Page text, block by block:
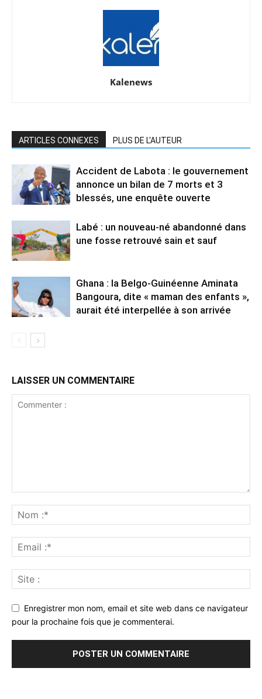
Kalenews
ARTICLES CONNEXES PLUS DE L'AUTEUR
Accident de Labota : le gouvernement
annonce un bilan de 7 morts et 3
blessés, une enquête ouverte
Labé : un nouveau-né abandonné dans
une fosse retrouvé sain et sauf
Ghana : la Belgo-Guinéenne Aminata
Bangoura, dite « maman des enfants »,
aurait été interpellée à son arrivée
LAISSER UN COMMENTAIRE
Enregistrer mon nom, email et site web dans ce navigateur
pour la prochaine fois que je commenterai.